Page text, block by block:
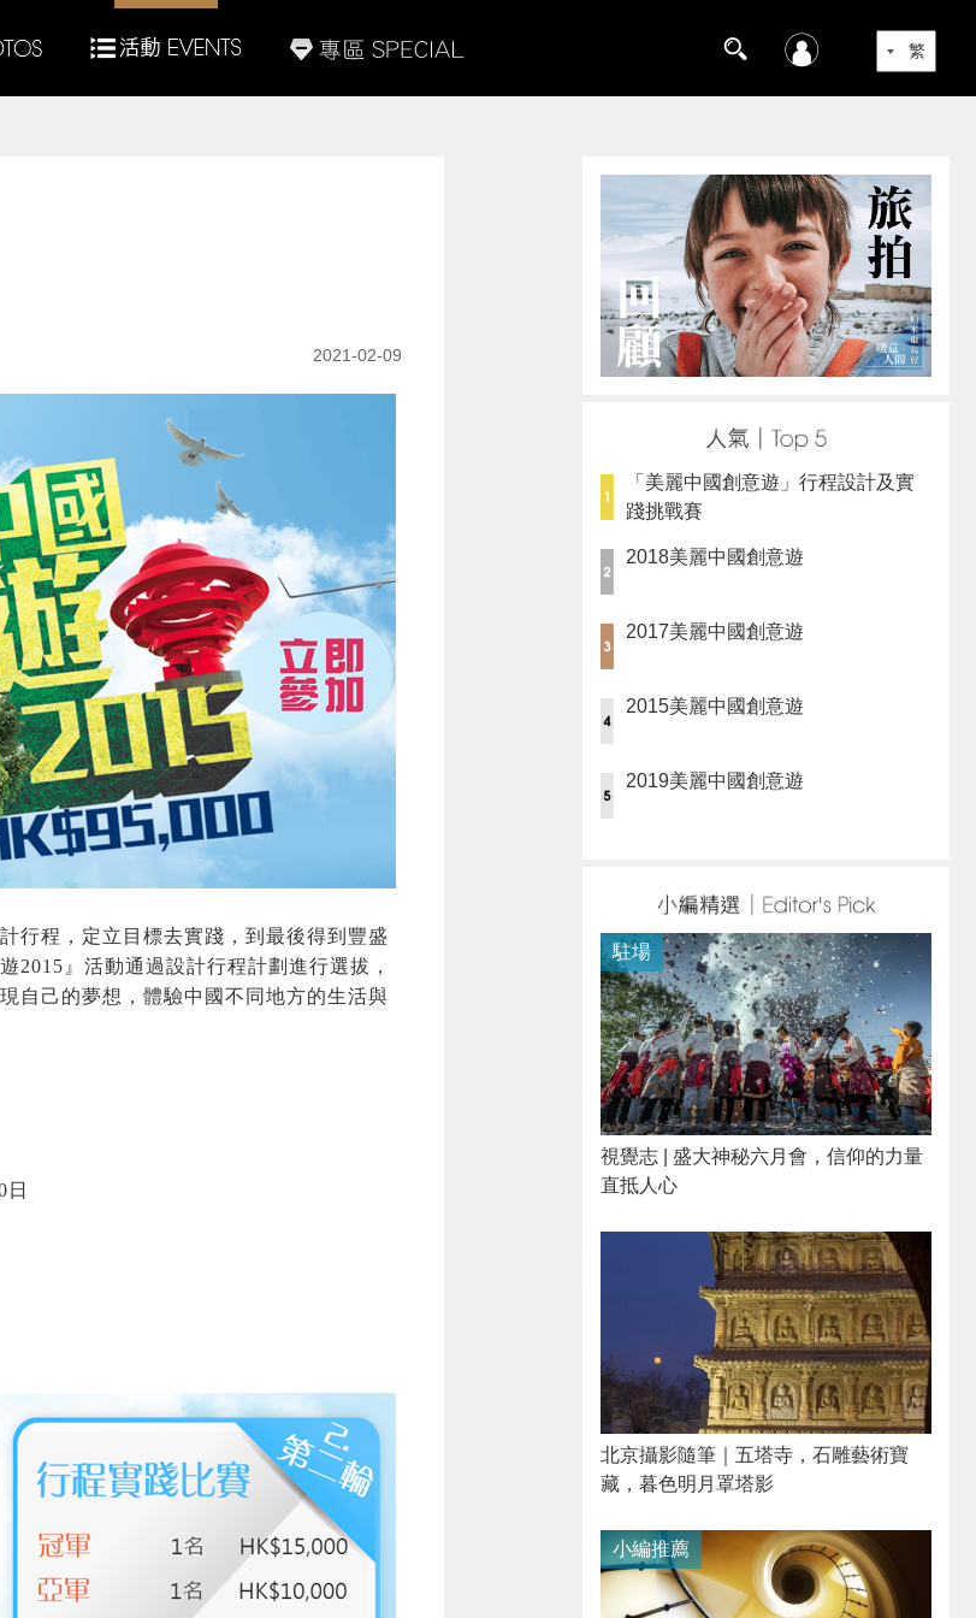
2021-02-09
行程，定立目標去實踐，到最後得到豐盛
2015』活動通過設計行程計劃進行選拔，
自己的夢想，體驗中國不同地方的生活與
日
「美麗中國創意遊」行程設計及實
踐挑戰賽
2018美麗中國創意遊
2017美麗中國創意遊
2015美麗中國創意遊
2019美麗中國創意遊
視覺志 | 盛大神秘六月會，信仰的力量
直抵人心
駐場
北京攝影隨筆｜​五塔寺，石雕藝術寶
藏，暮色明月罩塔影
小編推薦